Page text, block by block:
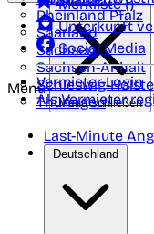
Rheinland Pfalz
Saarland
Sachsen
Sachsen-Anhalt
Schleswig-
Thüringen
Merkliste ()
Unterkunft
Social Media
Vermieter-Login
Als Vermieter
Menü
Menü schließen
Last-Minute
Deutschland